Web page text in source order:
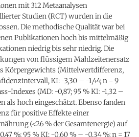
mit 312 Metaanalysen
Studien (RCT) wurden in die
Die methodische Qualität war bei
Publikationen hoch bis mittelmäßig
niedrig bis sehr niedrig. Die
von flüssigem Mahlzeitenersatz
Körpergewichts (Mittelwertdifferenz,
KI: -3,30 – -1,44; n = 9
Indexes (MD: -0,87; 95 % KI: -1,32 –
als hoch eingeschätzt. Ebenso fanden
für positive Effekte einer
(<26 % der Gesamtenergie) auf
%; 95 % KI: -0,60 % – -0,34 %; n = 17